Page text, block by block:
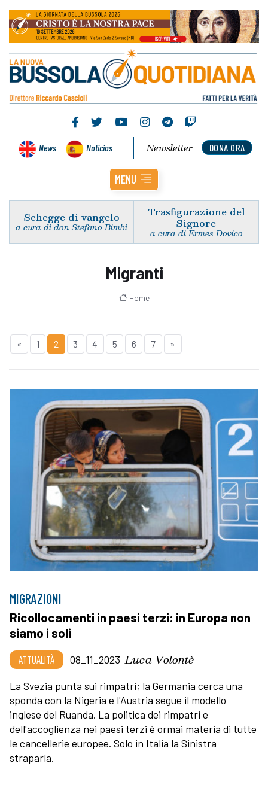
News Noticias DONA ORA
Newsletter
MENU
Schegge di vangelo
a cura di don Stefano Bimbi
Trasfigurazione del
Signore
a cura di Ermes Dovico
Migranti
Home
« 1 2 3 4 5 6 7 »
MIGRAZIONI
Ricollocamenti in paesi terzi: in Europa non
siamo i soli
ATTUALITÀ 08_11_2023 Luca Volontè
La Svezia punta sui rimpatri; la Germania cerca una
sponda con la Nigeria e l'Austria segue il modello
inglese del Ruanda. La politica dei rimpatri e
dell'accoglienza nei paesi terzi è ormai materia di tutte
le cancellerie europee. Solo in Italia la Sinistra
straparla.